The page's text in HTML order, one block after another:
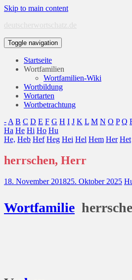
Skip to main content
deutscherwortschatz.de
Toggle navigation
Startseite
Wortfamilien
Wortfamilien-Wiki
Wortbildung
Wortarten
Wortbetrachtung
- A B C D E F G H I J K L M N O P Q
Ha He Hi Ho Hu
He, Heb Hef Heg Hei Hel Hem Her Het
herrschen, Herr
18. November 201825. Oktober 2025
Wortfamilie